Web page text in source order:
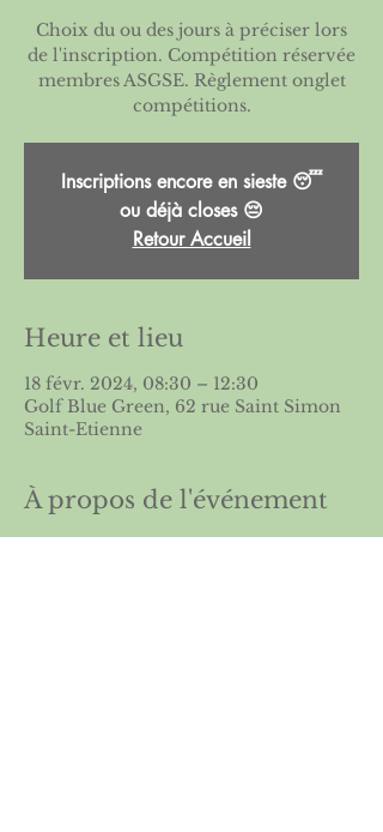
Choix du ou des jours à préciser lors
de l'inscription. Compétition réservée
membres ASGSE. Règlement onglet
compétitions.
Inscriptions encore en sieste 😴
ou déjà closes 😔
Retour Accueil
Heure et lieu
18 févr. 2024, 08:30 – 12:30
Golf Blue Green, 62 rue Saint Simon
Saint-Etienne
À propos de l'événement